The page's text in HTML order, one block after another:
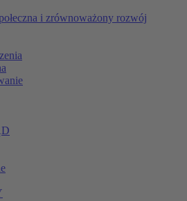
i zrównoważony rozwój